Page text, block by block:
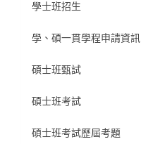
學士班招生
學、碩一貫學程申請資訊
碩士班甄試
碩士班考試
碩士班考試歷屆考題